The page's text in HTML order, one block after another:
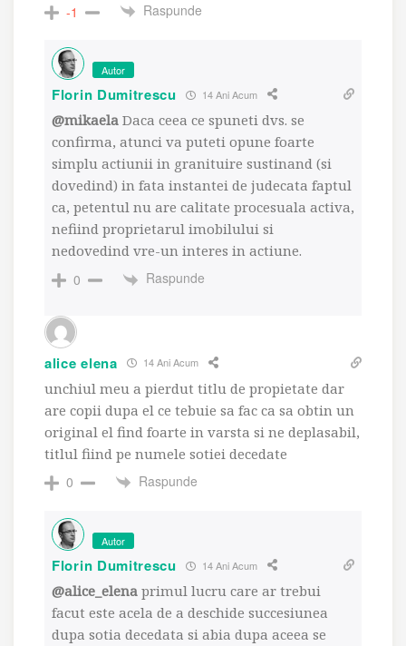
-1
Raspunde
Autor
Florin Dumitrescu 14 Ani Acum
@mikaela Daca ceea ce spuneti dvs. se
confirma, atunci va puteti opune foarte
simplu actiunii in granituire sustinand (si
dovedind) in fata instantei de judecata faptul
ca, petentul nu are calitate procesuala activa,
nefiind proprietarul imobilului si
nedovedind vre-un interes in actiune.
0
Raspunde
alice elena 14 Ani Acum
unchiul meu a pierdut titlu de propietate dar
are copii dupa el ce tebuie sa fac ca sa obtin un
original el find foarte in varsta si ne deplasabil,
titlul fiind pe numele sotiei decedate
0
Raspunde
Autor
Florin Dumitrescu 14 Ani Acum
@alice_elena primul lucru care ar trebui
facut este acela de a deschide succesiunea
dupa sotia decedata si abia dupa aceea se